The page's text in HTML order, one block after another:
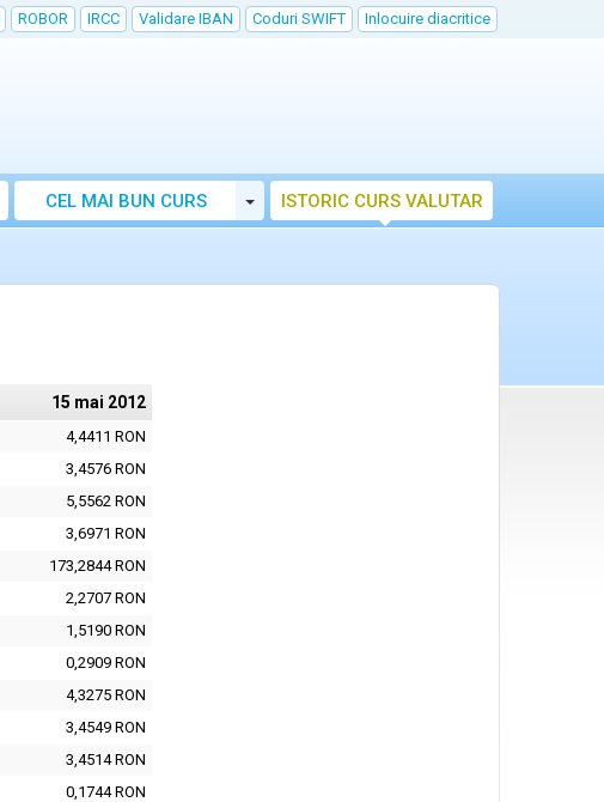
ROBOR IRCC Validare IBAN Coduri SWIFT Inlocuire diacritice
CEL MAI BUN CURS Toggle Dropdown
ISTORIC CURS VALUTAR
15 mai 2012
4,4411 RON
3,4576 RON
5,5562 RON
3,6971 RON
173,2844 RON
2,2707 RON
1,5190 RON
0,2909 RON
4,3275 RON
3,4549 RON
3,4514 RON
0,1744 RON